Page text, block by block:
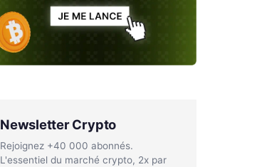
Newsletter Crypto
Rejoignez +40 000 abonnés.
L'essentiel du marché crypto, 2x par